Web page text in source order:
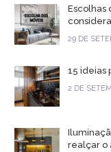
Escolhas
29 DE
15 ideias
2 DE
realçar o